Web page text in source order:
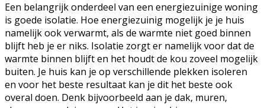
Een belangrijk onderdeel van een energiezuinige woning
is goede isolatie. Hoe energiezuinig mogelijk je je huis
namelijk ook verwarmt, als de warmte niet goed binnen
blijft heb je er niks. Isolatie zorgt er namelijk voor dat de
warmte binnen blijft en het houdt de kou zoveel mogelijk
buiten. Je huis kan je op verschillende plekken isoleren
en voor het beste resultaat kan je dit het beste ook
overal doen. Denk bijvoorbeeld aan je dak, muren,